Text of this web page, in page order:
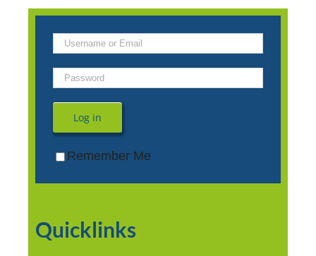
Log in
Remember Me
Quicklinks